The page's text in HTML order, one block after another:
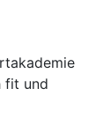
fit und